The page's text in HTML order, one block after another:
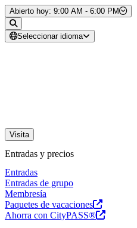
Saltar al contenido
Abierto hoy: 9:00 AM - 6:00 PM
Seleccionar idioma
Visita
Entradas y precios
Entradas
Entradas de grupo
Membresía
Paquetes de vacaciones
Ahorra con CityPASS®